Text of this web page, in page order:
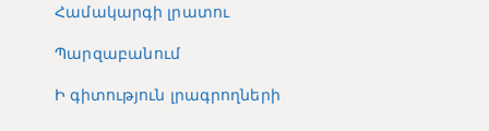
Համակարգի լրատու
Պարզաբանում
Ի գիտություն լրագրողների